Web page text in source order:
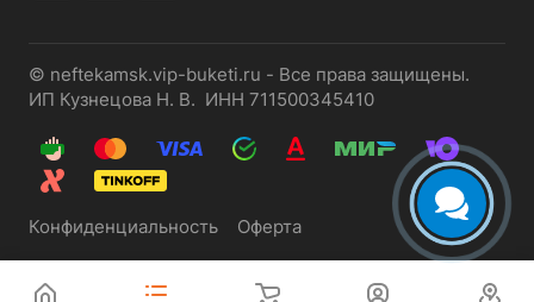
© neftekamsk.vip-buketi.ru - Все права защищены.
ИП Кузнецова Н. В. ИНН 711500345410
Конфиденциальность Оферта